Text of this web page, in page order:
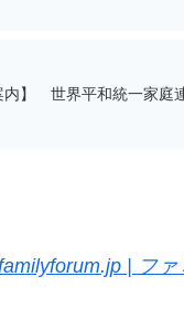
内】 世界平和統一家庭
| ファ